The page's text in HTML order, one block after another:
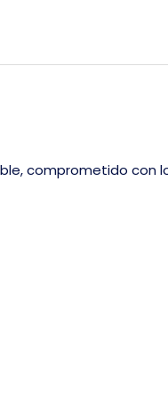
comprometido con